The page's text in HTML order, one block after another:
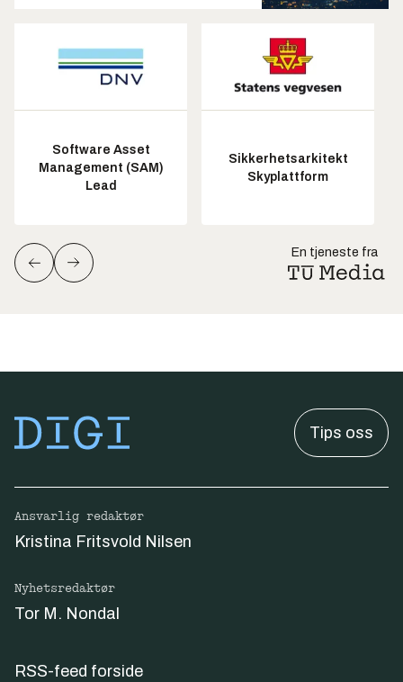
Software Asset
Management (SAM)
Lead
Sikkerhetsarkitekt
Skyplattform
En tjeneste fra
Tips oss
Ansvarlig redaktør
Kristina Fritsvold Nilsen
Nyhetsredaktør
Tor M. Nondal
RSS-feed forside